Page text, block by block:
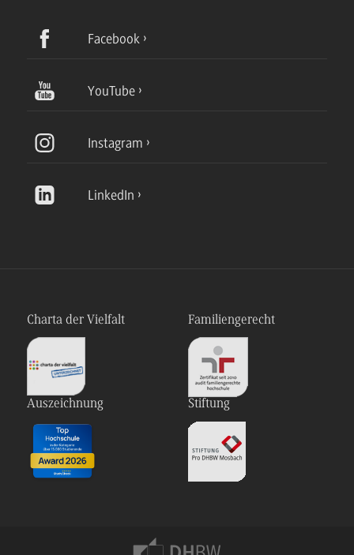
Facebook
YouTube
Instagram
LinkedIn
Charta der Vielfalt Familiengerecht
Auszeichnung Stiftung